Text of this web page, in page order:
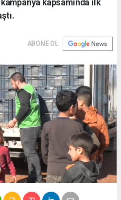
kapsamında ilk
ABONE OL